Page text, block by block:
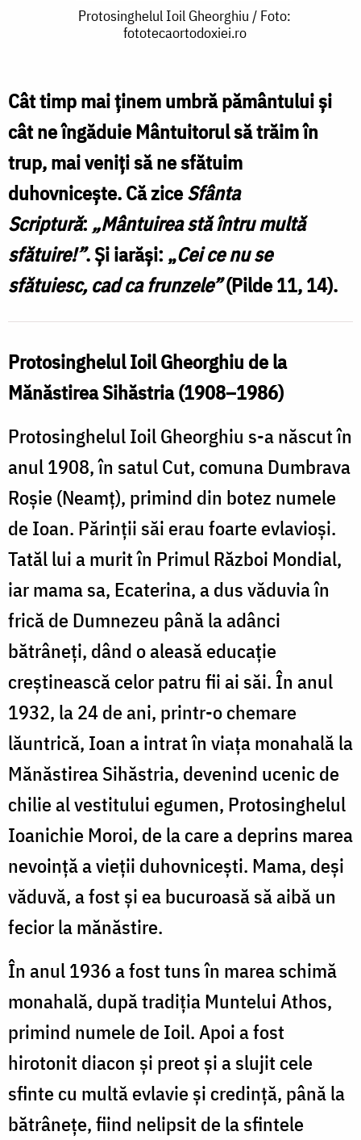
Protosinghelul
/
Foto:
fototecaortodoxiei.ro
Protosinghelul Ioil Gheorghiu / Foto:
fototecaortodoxiei.ro
Cât timp mai ţinem umbră pământului şi
cât ne îngăduie Mântuitorul să trăim în
trup, mai veniţi să ne sfătuim
duhovniceşte. Că ziceSfânta
Scriptură: „Mântuirea stă întru multă
sfătuire!”. Şi iarăşi: „Cei ce nu se
sfătuiesc, cad ca frunzele”(Pilde 11, 14).
Protosinghelul Ioil Gheorghiu de la
Mănăstirea Sihăstria (1908–1986)
Protosinghelul Ioil Gheorghiu s-a născut în
anul 1908, în satul Cut, comuna Dumbrava
Roşie (Neamţ), primind din botez numele
de Ioan. Părinţii săi erau foarte evlavioşi.
Tatăl lui a murit în Primul Război Mondial,
iar mama sa, Ecaterina, a dus văduvia în
frică de Dumnezeu până la adânci
bătrâneţi, dând o aleasă educaţie
creştinească celor patru fii ai săi. În anul
1932, la 24 de ani, printr-o chemare
lăuntrică, Ioan a intrat în viaţa monahală la
Mănăstirea Sihăstria, devenind ucenic de
chilie al vestitului egumen, Protosinghelul
Ioanichie Moroi, de la care a deprins marea
nevoinţă a vieţii duhovniceşti. Mama, deşi
văduvă, a fost şi ea bucuroasă să aibă un
fecior la mănăstire.
În anul 1936 a fost tuns în marea schimă
monahală, după tradiţia Muntelui Athos,
primind numele de Ioil. Apoi a fost
hirotonit diacon şi preot şi a slujit cele
sfinte cu multă evlavie şi credinţă, până la
bătrâneţe, fiind nelipsit de la sfintele